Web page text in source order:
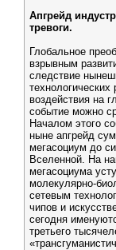
Апгрейд
тревоги.
Глобальное
взрывным
следствие
воздействия на
событие можно
Началом этого
ныне апгрейд
мегасоциум до
Вселенной. На
мегасоциума
молекулярно-
сетевым
чипов и
сегодня
третьего